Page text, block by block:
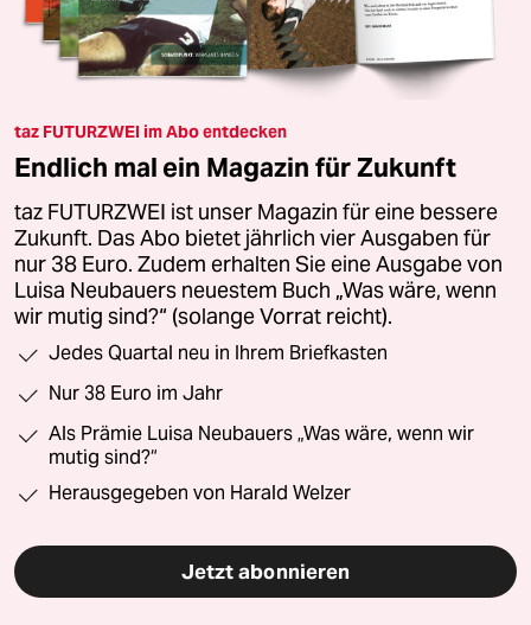
taz FUTURZWEI im Abo entdecken
Endlich mal ein Magazin für Zukunft
taz FUTURZWEI ist unser Magazin für eine bessere
Zukunft. Das Abo bietet jährlich vier Ausgaben für
nur 38 Euro. Zudem erhalten Sie eine Ausgabe von
Luisa Neubauers neuestem Buch „Was wäre, wenn
wir mutig sind?“ (solange Vorrat reicht).
Jedes Quartal neu in Ihrem Briefkasten
Nur 38 Euro im Jahr
Als Prämie Luisa Neubauers „Was wäre, wenn wir
mutig sind?“
Herausgegeben von Harald Welzer
Jetzt abonnieren